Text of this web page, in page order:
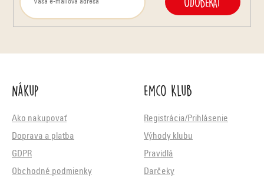
Nákup
Ako nakupovať
Doprava a platba
GDPR
Obchodné podmienky
Emco Klub
Registrácia/Prihlásenie
Výhody klubu
Pravidlá
Darčeky